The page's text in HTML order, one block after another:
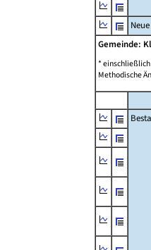
Gemeinde:
*
Methodische